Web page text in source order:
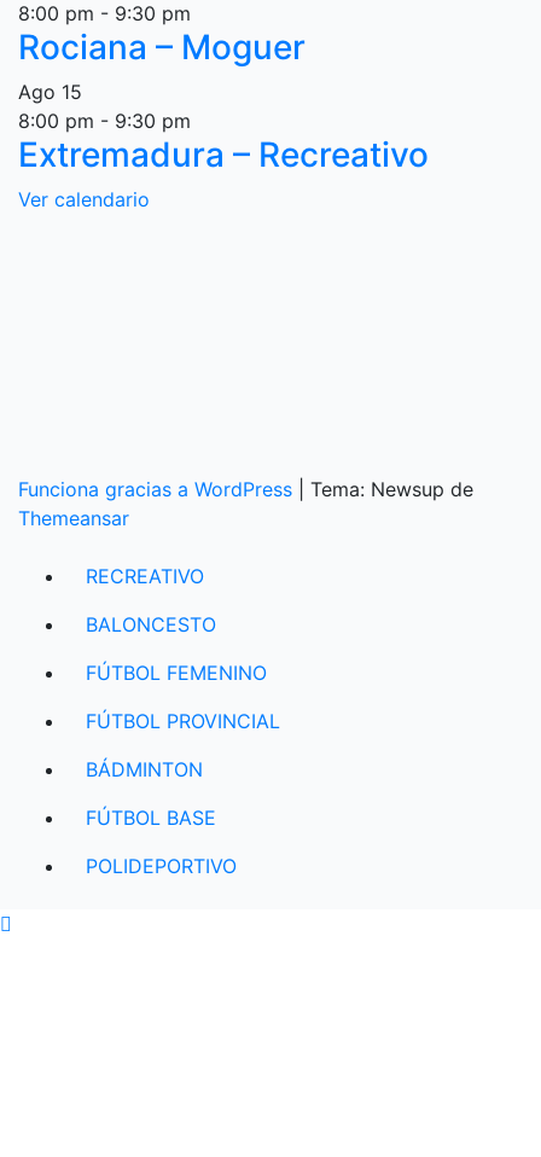
8:00 pm - 9:30 pm
Rociana – Moguer
Ago 15
8:00 pm - 9:30 pm
Extremadura – Recreativo
Ver calendario
Funciona gracias a WordPress
Tema: Newsup de
Themeansar
RECREATIVO
BALONCESTO
FÚTBOL FEMENINO
FÚTBOL PROVINCIAL
BÁDMINTON
FÚTBOL BASE
POLIDEPORTIVO